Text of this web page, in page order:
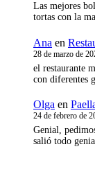
Las mejores
tortas con la
Ana en
28 de marzo de
el restaurante
con diferentes
Olga en
24 de febrero de
Genial,
salió todo